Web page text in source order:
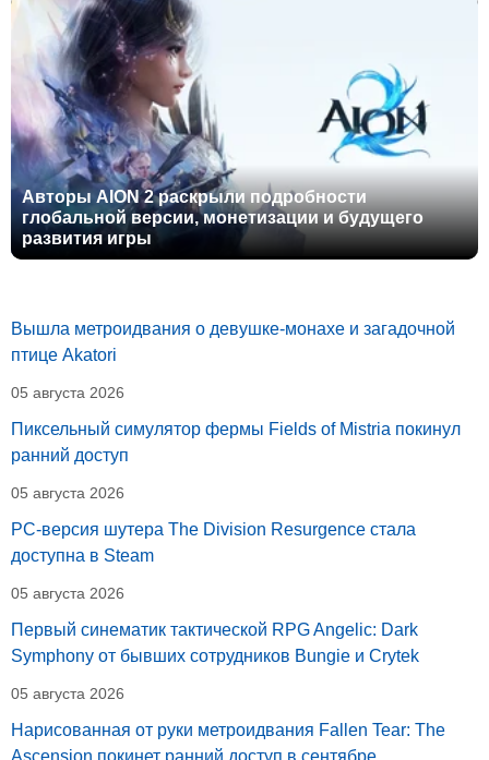
Авторы AION 2 раскрыли подробности
глобальной версии, монетизации и будущего
развития игры
Вышла метроидвания о девушке-монахе и загадочной
птице Akatori
05 августа 2026
Пиксельный симулятор фермы Fields of Mistria покинул
ранний доступ
05 августа 2026
PC-версия шутера The Division Resurgence стала
доступна в Steam
05 августа 2026
Первый синематик тактической RPG Angelic: Dark
Symphony от бывших сотрудников Bungie и Crytek
05 августа 2026
Нарисованная от руки метроидвания Fallen Tear: The